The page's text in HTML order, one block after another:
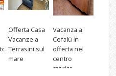
Offerta Casa
Vacanze a
Terrasini sul
mare
Vacanza a
Cefalù in
offerta nel
centro
storico